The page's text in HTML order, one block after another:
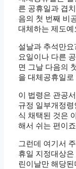
른 공휴일과 겹
음의 첫 번째 비
대체하는 제도예
설날과 추석만요
요일이나 다른
면 그날 다음의
을 대체공휴일로
이 법령은 관공
규정 일부개정
식 채택된 것은
해서 쉬는 편이
그런데 여기서
휴일 지정대상은
린이날만 해당